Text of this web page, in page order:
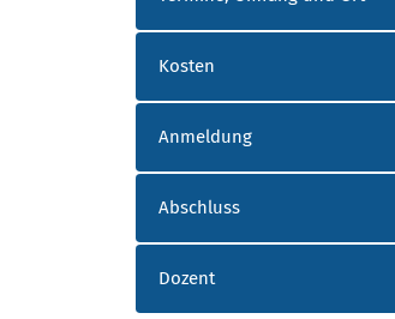
Kosten
Anmeldung
Abschluss
Dozent